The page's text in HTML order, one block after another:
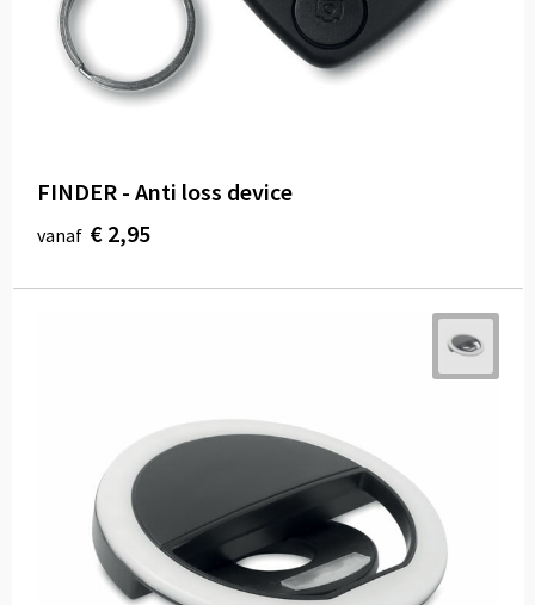
FINDER - Anti loss device
vanaf € 2,95